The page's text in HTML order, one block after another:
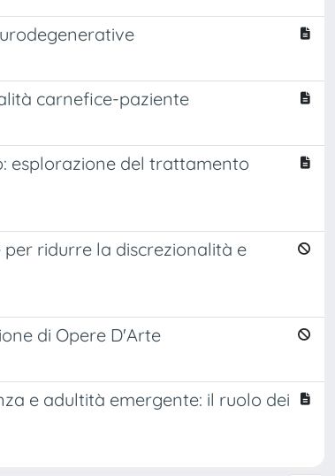
carnefice-paziente
esplorazione del trattamento
per ridurre la discrezionalità e
di Opere D'Arte
e adultità emergente: il ruolo dei